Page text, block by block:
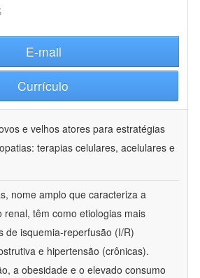
E-mail
Currículo
e velhos atores para estratégias
terapias celulares, acelulares e
nome amplo que caracteriza a
renal, têm como etiologias mais
de isquemia-reperfusão (I/R)
e hipertensão (crônicas).
a obesidade e o elevado consumo